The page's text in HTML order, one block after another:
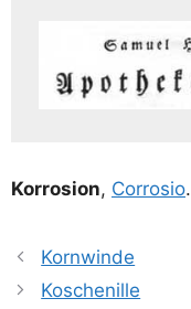
Kor­ro­si­on, Cor­ro­sio.
Kornwinde
Koschenille